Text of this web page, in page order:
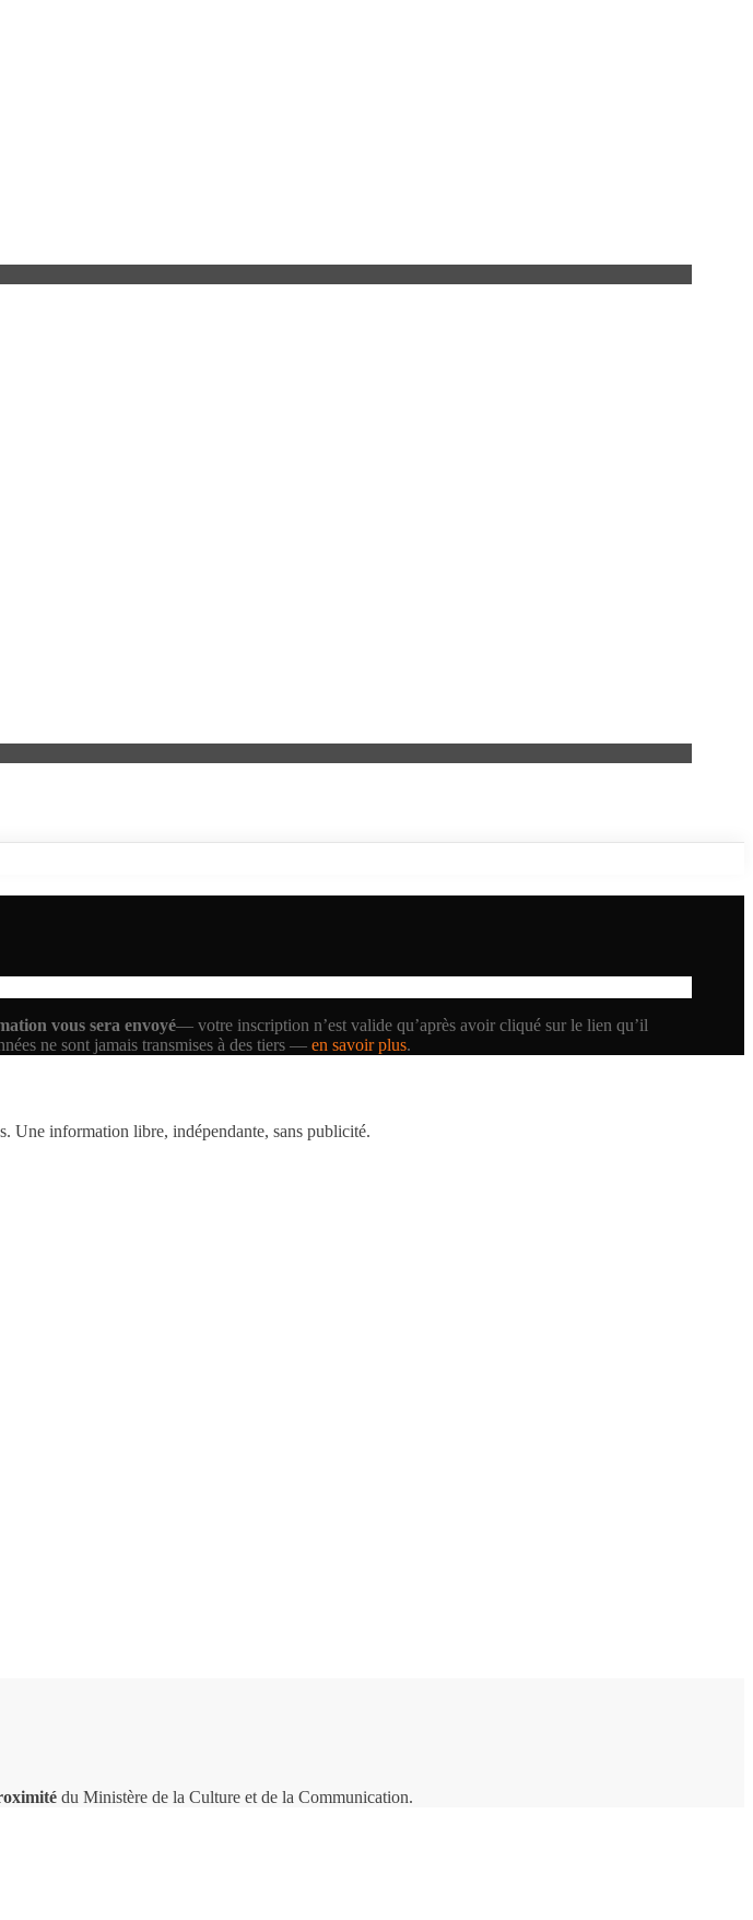
vous sera envoyé— votre inscription n’est valide qu’après avoir cliqué sur le lien qu’il
ne sont jamais transmises à des tiers — en savoir plus.
information libre, indépendante, sans publicité.
du Ministère de la Culture et de la Communication.